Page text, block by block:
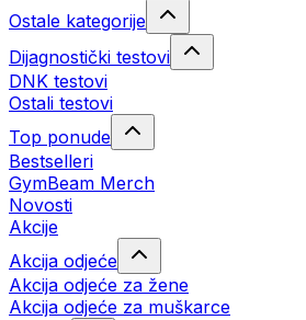
Ostale kategorije
Dijagnostički testovi
DNK testovi
Ostali testovi
Top ponude
Bestselleri
GymBeam Merch
Novosti
Akcije
Akcija odjeće
Akcija odjeće za žene
Akcija odjeće za muškarce